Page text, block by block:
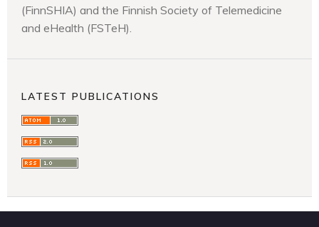
(FinnSHIA) and the Finnish Society of Telemedicine
and eHealth (FSTeH).
LATEST PUBLICATIONS